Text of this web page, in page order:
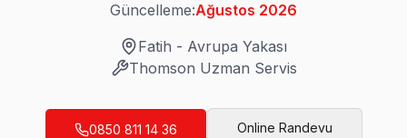
Son Güncelleme:Ağustos 2026
Fatih'da Mahalle Mahalle Thomson TV
Güncelleme:Ağustos 2026
Fatih - Avrupa Yakası
Thomson Uzman Servis
0850 811 14 36 Online Randevu